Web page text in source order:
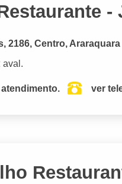
-
2186, Centro, Araraquara
aval.
ver